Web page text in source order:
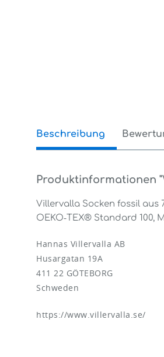
Beschreibung
Produktinformationen
Villervalla Socken fossil aus
OEKO‑TEX® Standard 100,
Hannas Villervalla AB
Husargatan 19A
411 22 GÖTEBORG
Schweden
https://www.villervalla.se/